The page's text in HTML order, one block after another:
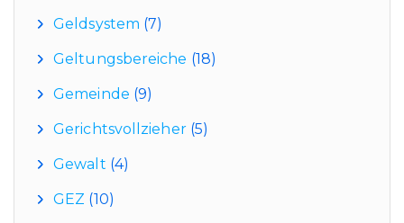
Geldsystem (7)
Geltungsbereiche (18)
Gemeinde (9)
Gerichtsvollzieher(5)
Gewalt (4)
GEZ (10)